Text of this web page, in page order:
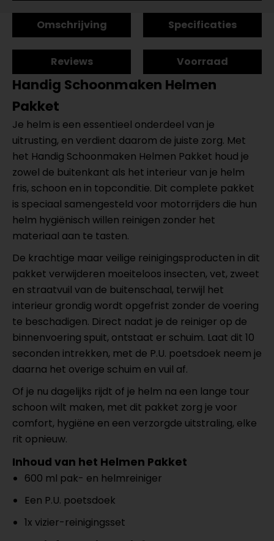
Omschrijving Specificaties
Reviews Voorraad
Handig Schoonmaken Helmen
Pakket
Je helm is een essentieel onderdeel van je
uitrusting, en verdient daarom de juiste zorg. Met
het Handig Schoonmaken Helmen Pakket houd je
zowel de buitenkant als het interieur van je helm
fris, schoon en in topconditie. Dit complete pakket
is speciaal samengesteld voor motorrijders die hun
helm hygiënisch willen reinigen zonder het
materiaal aan te tasten.
De krachtige maar veilige reinigingsproducten in dit
pakket verwijderen moeiteloos insecten, vet, zweet
en straatvuil van de buitenschaal, terwijl het
interieur grondig wordt opgefrist zonder de voering
te beschadigen. Direct nadat je de reiniger op de
binnenvoering spuit, ontstaat er schuim. Laat dit 10
seconden intrekken, met de P.U. poetsdoek neem je
daarna het overige schuim en vuil af.
Of je nu dagelijks rijdt of je helm na een lange tour
schoon wilt maken, met dit pakket zorg je voor
comfort, hygiëne en een verzorgde uitstraling, elke
rit opnieuw.
Inhoud van het Helmen Pakket
600 ml pak- en helmreiniger
Een P.U. poetsdoek
1x vizier-reinigingsset